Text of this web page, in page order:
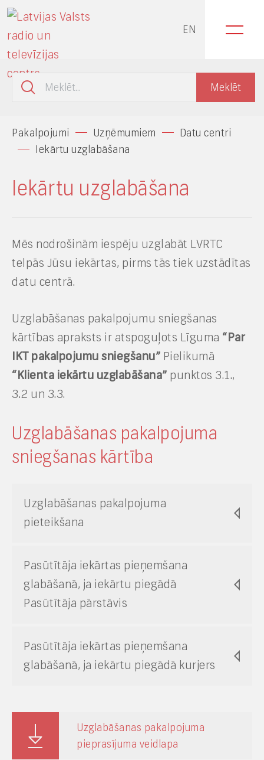
EN
Pakalpojumi Uzņēmumiem
Datu centri
Iekārtu uzglabāšana
Iekārtu uzglabāšana
Mēs nodrošinām iespēju uzglabāt LVRTC
telpās Jūsu iekārtas, pirms tās tiek uzstādītas
datu centrā.
Uzglabāšanas pakalpojumu sniegšanas
kārtības apraksts ir atspoguļots Līguma “Par
IKT pakalpojumu sniegšanu” Pielikumā
“Klienta iekārtu uzglabāšana” punktos 3.1.,
3.2 un 3.3.
Uzglabāšanas pakalpojuma
sniegšanas kārtība
Uzglabāšanas pakalpojuma
pieteikšana
Pasūtītāja iekārtas pieņemšana
glabāšanā, ja iekārtu piegādā
Pasūtītāja pārstāvis
Pasūtītāja iekārtas pieņemšana
glabāšanā, ja iekārtu piegādā kurjers
Uzglabāšanas pakalpojuma
pieprasījuma veidlapa